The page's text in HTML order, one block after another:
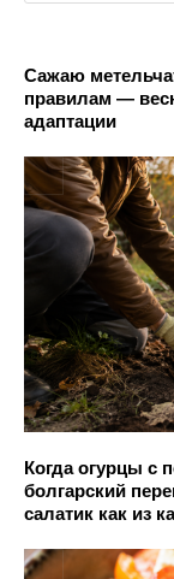
Сажаю
правилам —
адаптации
Когда огурцы с
болгарский
салатик как из